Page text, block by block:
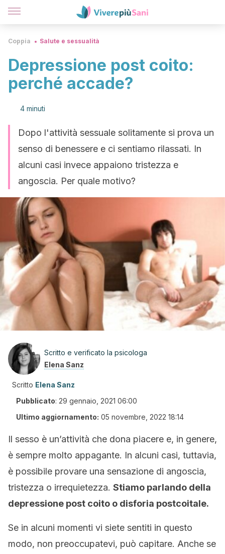
Coppia Salute e sessualità
Depressione post coito:
perché accade?
4 minuti
Dopo l'attività sessuale solitamente si prova un
senso di benessere e ci sentiamo rilassati. In
alcuni casi invece appaiono tristezza e
angoscia. Per quale motivo?
Scritto e verificato la psicologa
Elena Sanz
Scritto Elena Sanz
Pubblicato: 29 gennaio, 2021 06:00
Ultimo aggiornamento: 05 novembre, 2022 18:14
Il sesso è un’attività che dona piacere e, in genere,
è sempre molto appagante. In alcuni casi, tuttavia,
è possibile provare una sensazione di angoscia,
tristezza o irrequietezza. Stiamo parlando della
depressione post coito o disforia postcoitale.
Se in alcuni momenti vi siete sentiti in questo
modo, non preoccupatevi, può capitare. Anche se